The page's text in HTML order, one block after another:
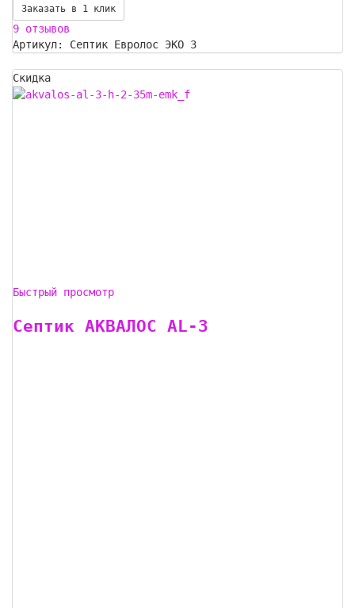
Заказать в 1 клик
9 отзывов
Артикул: Септик Евролос ЭКО 3
Скидка
Быстрый просмотр
Септик АКВАЛОС AL-3